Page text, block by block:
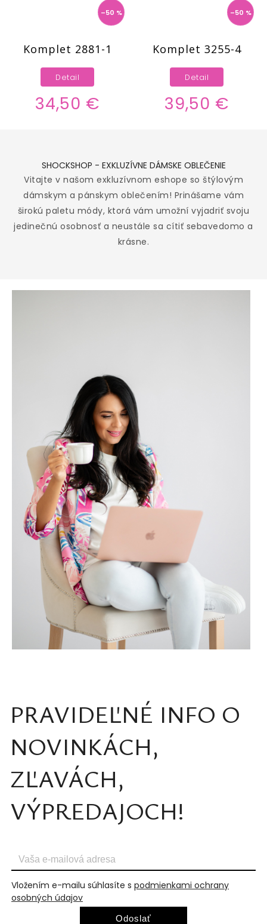
–50 %
Komplet 2881-1
34,50 €
Detail
–50 %
Komplet 3255-4
39,50 €
Detail
SHOCKSHOP - EXKLUZÍVNE DÁMSKE OBLEČENIE
Vitajte v našom exkluzívnom eshope so štýlovým
dámskym a pánskym oblečením! Prinášame vám
širokú paletu módy, ktorá vám umožní vyjadriť svoju
jedinečnú osobnosť a neustále sa cítiť sebavedomo a
krásne.
PRAVIDEĽNÉ INFO O
NOVINKÁCH,
ZĽAVÁCH,
VÝPREDAJOCH!
Vložením e-mailu súhlasíte s podmienkami ochrany
osobných údajov
Odoslať